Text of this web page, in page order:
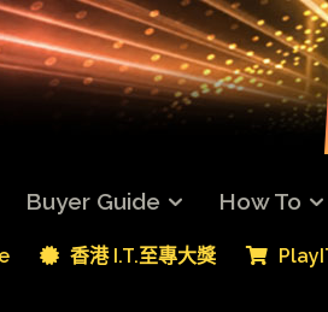
Buyer Guide How To
香港 I.T.至專大獎